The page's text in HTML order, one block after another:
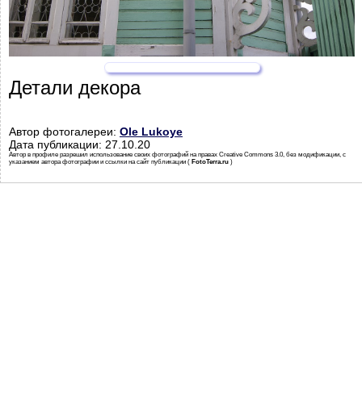
Детали декора
Автор фотогалереи: Ole Lukoye
Дата публикации: 27.10.20
Автор в профиле разрешил использование своих фотографий на правах Creative Commons 3.0, без модификации, с
указанием автора фотографии и ссылки на сайт публикации ( FotoTerra.ru )